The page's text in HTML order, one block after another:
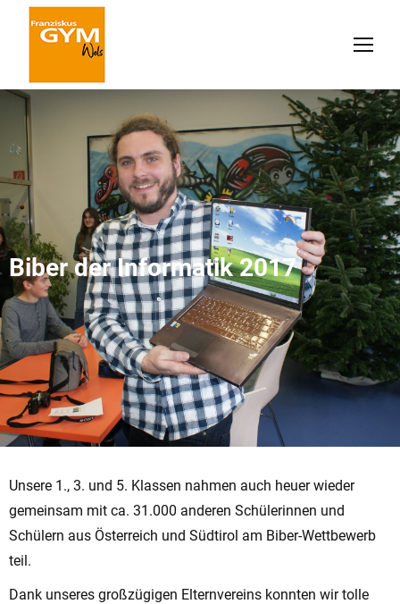
Biber der Informatik 2017
Unsere 1., 3. und 5. Klassen nahmen auch heuer wieder
gemeinsam mit ca. 31.000 anderen Schülerinnen und
Schülern aus Österreich und Südtirol am Biber-Wettbewerb
teil.
Dank unseres großzügigen Elternvereins konnten wir tolle